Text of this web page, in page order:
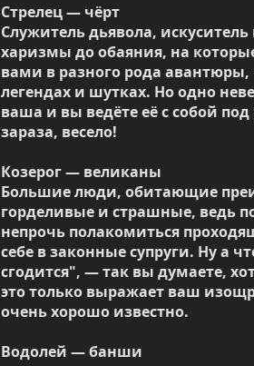
Стрелец — чёрт
Служитель дьявола,
харизмы до обаяния, на
вами в разного рода
легендах и шутках. Но одно
ваша и вы ведёте её с собой
зараза, весело!
Козерог — великаны
Большие люди, обитающие
горделивые и страшные, ведь
непрочь полакомиться
себе в законные супруги. Ну а
сгодится", — так вы думаете,
это только выражает ваш
очень хорошо известно.
Водолей — банши